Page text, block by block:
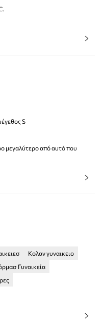
S
μεγαλύτερο από αυτό που
Κολαν γυναικειο
Γυναικεία